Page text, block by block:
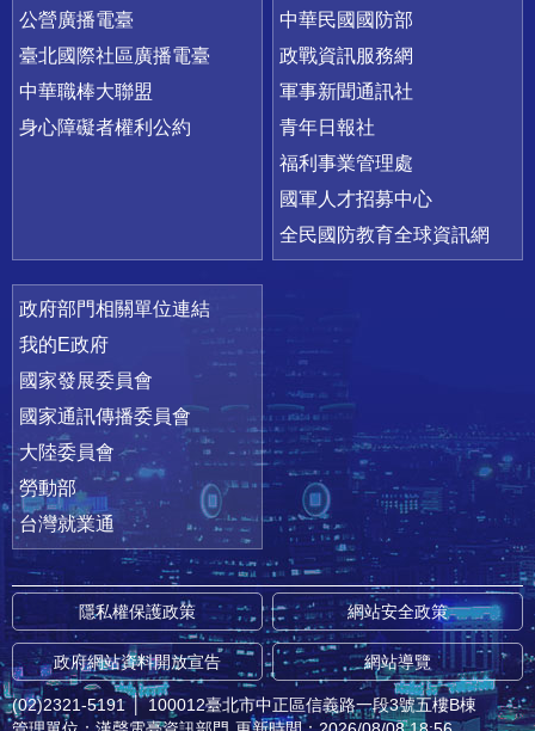
公營廣播電臺
臺北國際社區廣播電臺
中華職棒大聯盟
身心障礙者權利公約
中華民國國防部
政戰資訊服務網
軍事新聞通訊社
青年日報社
福利事業管理處
國軍人才招募中心
全民國防教育全球資訊網
政府部門相關單位連結
我的E政府
國家發展委員會
國家通訊傳播委員會
大陸委員會
勞動部
台灣就業通
隱私權保護政策 網站安全政策
政府網站資料開放宣告 網站導覽
(02)2321-5191 │ 100012臺北市中正區信義路一段3號五樓B棟